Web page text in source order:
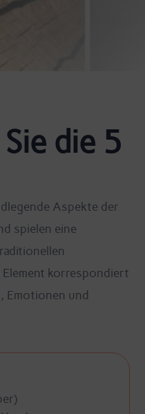
die 5
Aspekte der
spielen eine
Element korrespondiert
Emotionen und